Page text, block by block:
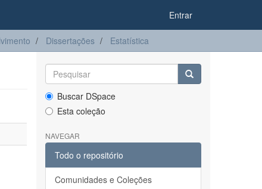
Entrar
Dissertações Estatística
Buscar DSpace
Esta coleção
NAVEGAR
Todo o repositório
Comunidades e Coleções